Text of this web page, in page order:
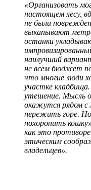
«Организовать
настоящем лесу,
не были
выкапывают
останки
наилучший
не всем бюджет
что многие люди
участке
утешение. Мысль
окажутся рядом с
пережить горе.
похоронить
как это
этическим
владельцев».